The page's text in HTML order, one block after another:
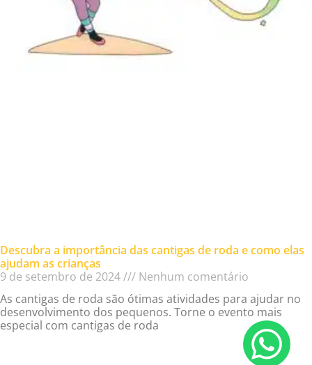
Descubra a importância das cantigas de roda e como elas
ajudam as crianças
9 de setembro de 2024
Nenhum comentário
As cantigas de roda são ótimas atividades para ajudar no
desenvolvimento dos pequenos. Torne o evento mais
especial com cantigas de roda